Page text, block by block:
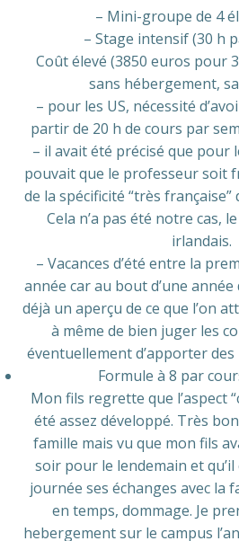
– Mini-groupe de 4
– Stage intensif (30 h
Coût élevé (3850 euros pour
sans hébergement,
– pour les US, nécessité
partir de 20 h de cours par
– il avait été précisé que pour
pouvait que le professeur soit
de la spécificité “très
Cela n’a pas été notre cas,
irlandais.
– Vacances d’été entre la
année car au bout d’une année
déjà un aperçu de ce que l’on
à même de bien juger les
éventuellement d’apporter
Formule à 8 par
Mon fils regrette que l’aspect
été assez développé. Très
famille mais vu que mon fils
soir pour le lendemain et
journée ses échanges avec la
en temps, dommage. Je
hebergement sur le campus